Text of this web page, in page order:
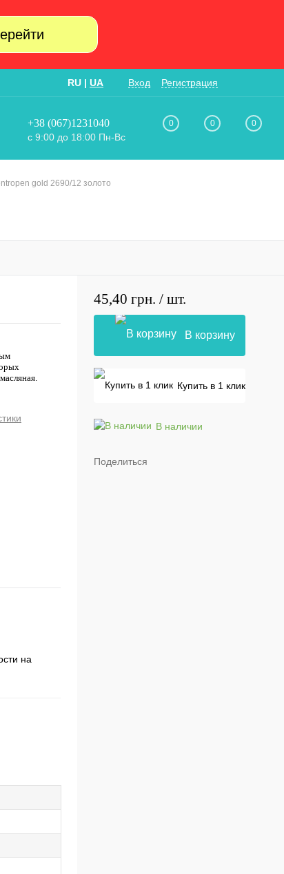
RU | UA Вход Регистрация
+38 (067)1231040
с 9:00 до 18:00 Пн-Вс
0 0 0
gold 2690/12 золото
на
45,40 грн. / шт.
В корзину
Купить в 1 клик
В наличии
Поделиться